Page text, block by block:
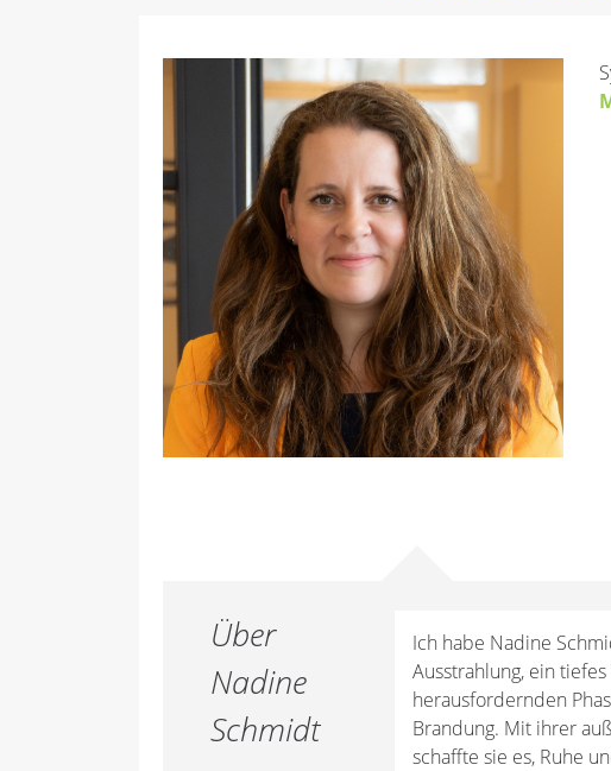
Über
Nadine
Schmidt
Ich habe Nadine
Ausstrahlung, ein
herausfordernden
Brandung. Mit ihrer
schaffte sie es, Ruhe